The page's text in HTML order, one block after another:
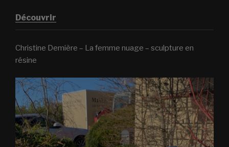
Découvrir
Christine Demière – La femme nuage – sculpture en
résine